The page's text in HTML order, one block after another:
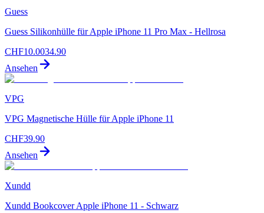
Guess
Guess Silikonhülle für Apple iPhone 11 Pro Max - Hellrosa
CHF10.0034.90
Ansehen
VPG
VPG Magnetische Hülle für Apple iPhone 11
CHF39.90
Ansehen
Xundd
Xundd Bookcover Apple iPhone 11 - Schwarz